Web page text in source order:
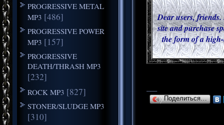
PROGRESSIVE METAL
MP3 [486]
PROGRESSIVE POWER
MP3 [157]
PROGRESSIVE
DEATH/THRASH MP3
[232]
ROCK MP3 [827]
STONER/SLUDGE MP3
[310]
Dear users,
site and purchase
the form of a
Поделиться…